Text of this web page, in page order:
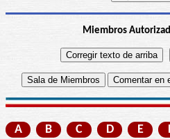
Miembros
A B C D E